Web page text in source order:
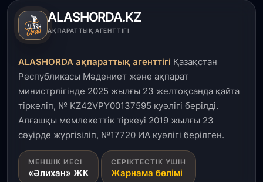
ALASHORDA.KZ
АҚПАРАТТЫҚ АГЕНТТІГІ
ALASHORDA ақпараттық агенттігі Қазақстан
Республикасы Мәдениет және ақпарат
министрлігінде 2025 жылғы 23 желтоқсанда қайта
тіркеліп, № KZ42VPY00137595 куәлігі берілді.
Алғашқы мемлекеттік тіркеуі 2019 жылғы 23
сәуірде жүргізіліп, №17720 ИА куәлігі берілген.
МЕНШІК ИЕСІ
«Әлихан» ЖК
СЕРІКТЕСТІК ҮШІН
Жарнама бөлімі